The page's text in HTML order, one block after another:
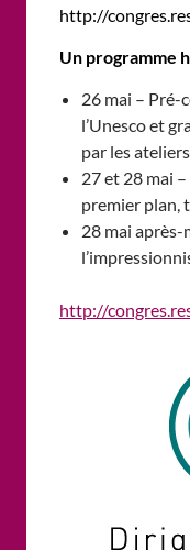
http://
Un programme
26 mai – Pré-
l’Unesco et
par les
27 et 28 mai
premier plan,
28 mai après-
http://